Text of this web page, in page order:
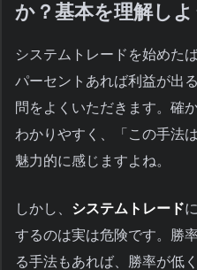
か？基本を理解しよ
システムトレードを始めた
パーセントあれば利益が出
問をよくいただきます。確
わかりやすく、「この手法
魅力的に感じますよね。
しかし、 システムトレード
するのは実は危険です。勝
る手法もあれば、勝率が低